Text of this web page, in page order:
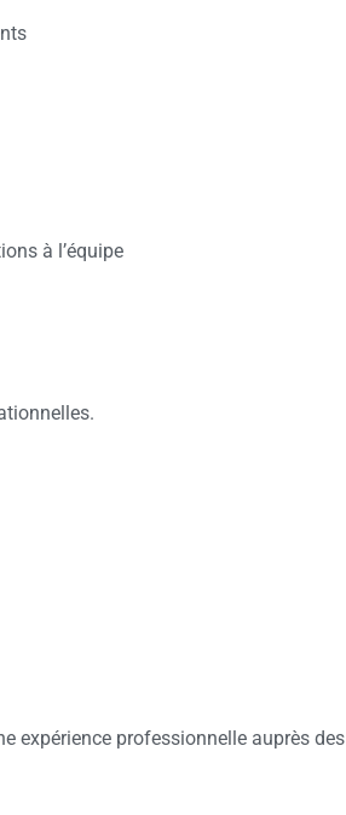
à l’équipe
expérience professionnelle auprès des